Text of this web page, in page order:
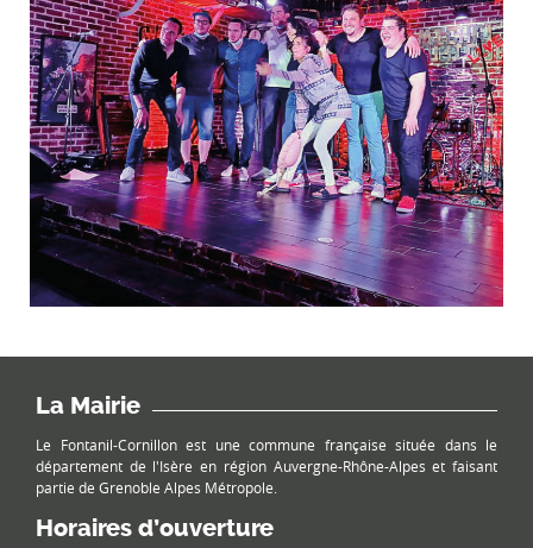
La Mairie
Le Fontanil-Cornillon est une commune française située dans le
département de l'Isère en région Auvergne-Rhône-Alpes et faisant
partie de Grenoble Alpes Métropole.
Horaires d’ouverture